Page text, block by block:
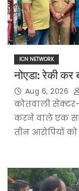
ICN NETWORK
नोएडा: रेकी कर
Aug 6, 2026
कोतवाली सेक्टर-
करने वाले एक
तीन आरोपियों